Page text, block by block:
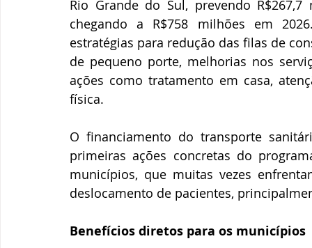
Rio Grande do Sul, prevendo
chegando a R$758 milhões em
estratégias para redução das filas de
de pequeno porte, melhorias nos
ações como tratamento em casa,
física.
O financiamento do transporte
primeiras ações concretas do
municípios, que muitas vezes
deslocamento de pacientes,
Benefícios diretos para os municípios